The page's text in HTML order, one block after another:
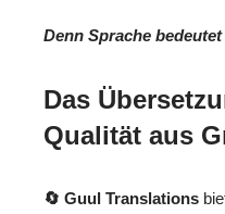
Denn Sprache
Das
Qualität aus
🔄 Guul Translations